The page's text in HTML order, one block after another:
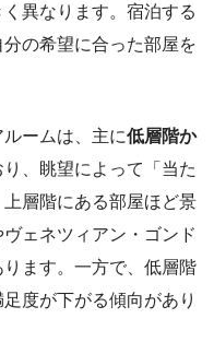
異なります。宿泊する
の希望に合った部屋を
ームは、主に低層階か
り、眺望によって「当た
層階にある部屋ほど景
ェネツィアン・ゴンド
ます。一方で、低層階
度が下がる傾向があり